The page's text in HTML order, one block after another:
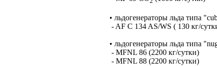
• льдогенераторы льда типа
- AF C 134 AS/WS ( 130 кг/
• льдогенераторы льда типа
- MFNL 86 (2200 кг/сутки)
- MFNL 88 (2200 кг/сутки)